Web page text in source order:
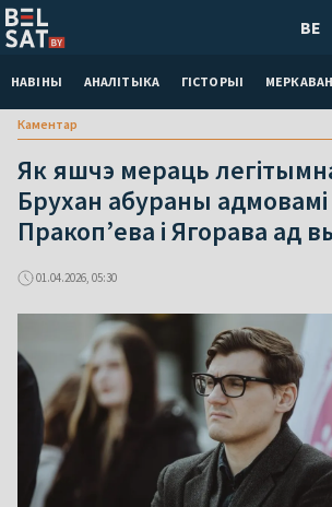
НАВІНЫ АНАЛІТЫКА ГІСТОРЫІ
BE
Каментар
Як яшчэ мераць
Брухан абураны
Пракоп’ева і Ягорава ад
01.04.2026, 05:30